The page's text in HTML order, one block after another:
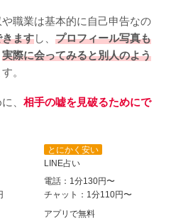
職業は基本的に自己申告なの
ますし、 プロフィール写真も
実際に会ってみると別人のよう
。
、 相手の嘘を見破るためにで
とにかく安い
LINE占い
電話：1分130円〜
チャット：1分110円〜
アプリで無料